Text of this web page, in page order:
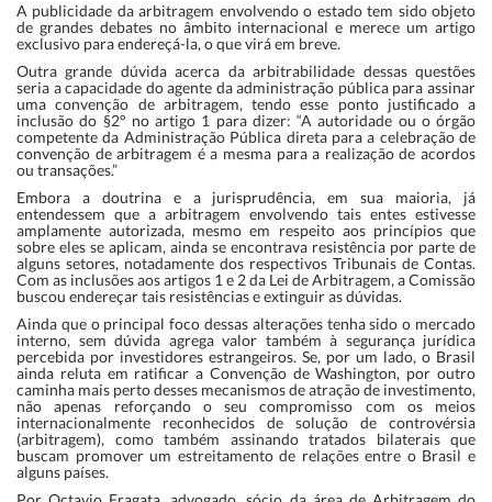
A publicidade da arbitragem envolvendo o estado tem sido objeto
de grandes debates no âmbito internacional e merece um artigo
exclusivo para endereçá-la, o que virá em breve.
Outra grande dúvida acerca da arbitrabilidade dessas questões
seria a capacidade do agente da administração pública para assinar
uma convenção de arbitragem, tendo esse ponto justificado a
inclusão do §2° no artigo 1 para dizer: “A autoridade ou o órgão
competente da Administração Pública direta para a celebração de
convenção de arbitragem é a mesma para a realização de acordos
ou transações.”
Embora a doutrina e a jurisprudência, em sua maioria, já
entendessem que a arbitragem envolvendo tais entes estivesse
amplamente autorizada, mesmo em respeito aos princípios que
sobre eles se aplicam, ainda se encontrava resistência por parte de
alguns setores, notadamente dos respectivos Tribunais de Contas.
Com as inclusões aos artigos 1 e 2 da Lei de Arbitragem, a Comissão
buscou endereçar tais resistências e extinguir as dúvidas.
Ainda que o principal foco dessas alterações tenha sido o mercado
interno, sem dúvida agrega valor também à segurança jurídica
percebida por investidores estrangeiros. Se, por um lado, o Brasil
ainda reluta em ratificar a Convenção de Washington, por outro
caminha mais perto desses mecanismos de atração de investimento,
não apenas reforçando o seu compromisso com os meios
internacionalmente reconhecidos de solução de controvérsia
(arbitragem), como também assinando tratados bilaterais que
buscam promover um estreitamento de relações entre o Brasil e
alguns países.